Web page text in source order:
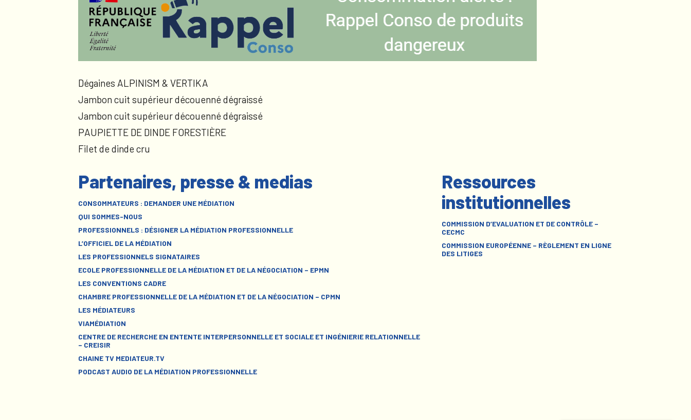
Dégaines ALPINISM & VERTIKA
Jambon cuit supérieur découenné dégraissé
Jambon cuit supérieur découenné dégraissé
PAUPIETTE DE DINDE FORESTIÈRE
Filet de dinde cru
Partenaires, presse & medias
CONSOMMATEURS : DEMANDER UNE MÉDIATION
QUI SOMMES-NOUS
PROFESSIONNELS : DÉSIGNER LA MÉDIATION PROFESSIONNELLE
L’OFFICIEL DE LA MÉDIATION
LES PROFESSIONNELS SIGNATAIRES
ECOLE PROFESSIONNELLE DE LA MÉDIATION ET DE LA NÉGOCIATION – EPMN
LES CONVENTIONS CADRE
CHAMBRE PROFESSIONNELLE DE LA MÉDIATION ET DE LA NÉGOCIATION – CPMN
LES MÉDIATEURS
VIAMÉDIATION
CENTRE DE RECHERCHE EN ENTENTE INTERPERSONNELLE ET SOCIALE ET INGÉNIERIE RELATIONNELLE
– CREISIR
CHAINE TV MEDIATEUR.TV
PODCAST AUDIO DE LA MÉDIATION PROFESSIONNELLE
Ressources
institutionnelles
COMMISSION D’EVALUATION ET DE CONTRÔLE –
CECMC
COMMISSION EUROPÉENNE – RÈGLEMENT EN LIGNE
DES LITIGES